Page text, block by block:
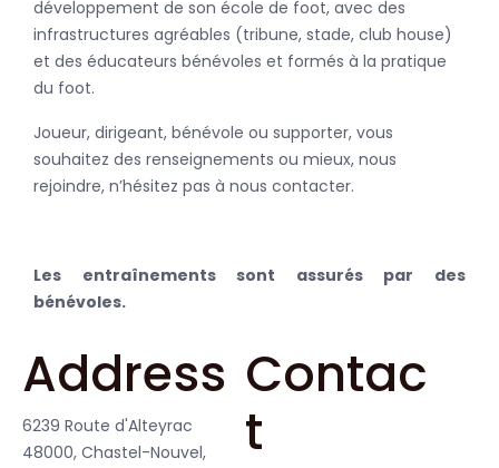
développement de son école de foot, avec des
infrastructures agréables (tribune, stade, club house)
et des éducateurs bénévoles et formés à la pratique
du foot.
Joueur, dirigeant, bénévole ou supporter, vous
souhaitez des renseignements ou mieux, nous
rejoindre, n’hésitez pas à nous contacter.
Les entraînements sont assurés par des
bénévoles.
Address
6239 Route d'Alteyrac
48000, Chastel-Nouvel,
Contac
t